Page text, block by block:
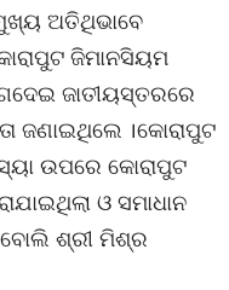
ଅତିଥିଭାବେ
ଜିମାନସିୟମ
ଜାତୀୟସ୍ତରରେ
ଜଣାଇଥିଲେ ।କୋରାପୁଟ
ଉପରେ କୋରାପୁଟ
ଓ ସମାଧାନ
ଶ୍ରୀ ମିଶ୍ର